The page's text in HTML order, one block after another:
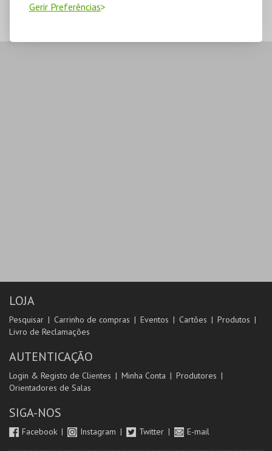
Gerir Preferências
LOJA
Pesquisar Carrinho de compras Eventos Cartões
Produtos
Livro de Reclamações
AUTENTICAÇÃO
Login & Registo de Clientes Minha Conta
Produtores
Orientadores de Salas
SIGA-NOS
Facebook Instagram Twitter E-mail